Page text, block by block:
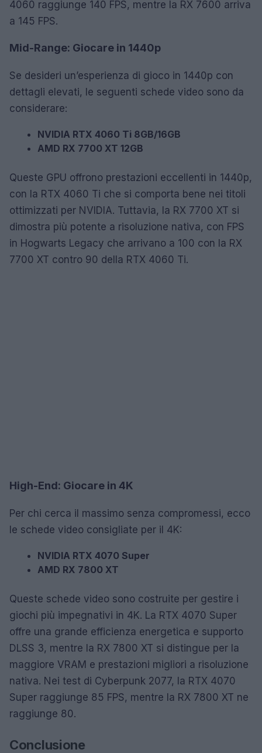
4060 raggiunge 140 FPS, mentre la RX 7600 arriva
a 145 FPS.
Mid-Range: Giocare in 1440p
Se desideri un’esperienza di gioco in 1440p con
dettagli elevati, le seguenti schede video sono da
considerare:
NVIDIA RTX 4060 Ti 8GB/16GB
AMD RX 7700 XT 12GB
Queste GPU offrono prestazioni eccellenti in 1440p,
con la RTX 4060 Ti che si comporta bene nei titoli
ottimizzati per NVIDIA. Tuttavia, la RX 7700 XT si
dimostra più potente a risoluzione nativa, con FPS
in Hogwarts Legacy che arrivano a 100 con la RX
7700 XT contro 90 della RTX 4060 Ti.
High-End: Giocare in 4K
Per chi cerca il massimo senza compromessi, ecco
le schede video consigliate per il 4K:
NVIDIA RTX 4070 Super
AMD RX 7800 XT
Queste schede video sono costruite per gestire i
giochi più impegnativi in 4K. La RTX 4070 Super
offre una grande efficienza energetica e supporto
DLSS 3, mentre la RX 7800 XT si distingue per la
maggiore VRAM e prestazioni migliori a risoluzione
nativa. Nei test di Cyberpunk 2077, la RTX 4070
Super raggiunge 85 FPS, mentre la RX 7800 XT ne
raggiunge 80.
Conclusione